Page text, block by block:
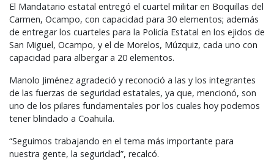
El Mandatario estatal entregó el cuartel militar en Boquillas del
Carmen, Ocampo, con capacidad para 30 elementos; además
de entregar los cuarteles para la Policía Estatal en los ejidos de
San Miguel, Ocampo, y el de Morelos, Múzquiz, cada uno con
capacidad para albergar a 20 elementos.
Manolo Jiménez agradeció y reconoció a las y los integrantes
de las fuerzas de seguridad estatales, ya que, mencionó, son
uno de los pilares fundamentales por los cuales hoy podemos
tener blindado a Coahuila.
“Seguimos trabajando en el tema más importante para
nuestra gente, la seguridad”, recalcó.